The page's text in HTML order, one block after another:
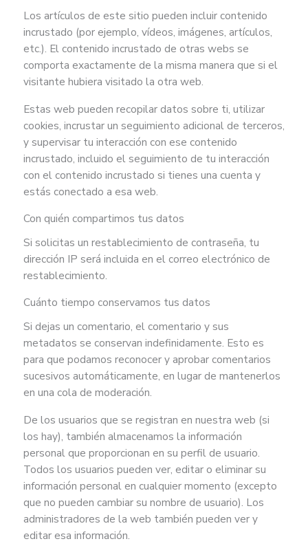
Los artículos de este sitio pueden incluir contenido
incrustado (por ejemplo, vídeos, imágenes, artículos,
etc.). El contenido incrustado de otras webs se
comporta exactamente de la misma manera que si el
visitante hubiera visitado la otra web.
Estas web pueden recopilar datos sobre ti, utilizar
cookies, incrustar un seguimiento adicional de terceros,
y supervisar tu interacción con ese contenido
incrustado, incluido el seguimiento de tu interacción
con el contenido incrustado si tienes una cuenta y
estás conectado a esa web.
Con quién compartimos tus datos
Si solicitas un restablecimiento de contraseña, tu
dirección IP será incluida en el correo electrónico de
restablecimiento.
Cuánto tiempo conservamos tus datos
Si dejas un comentario, el comentario y sus
metadatos se conservan indefinidamente. Esto es
para que podamos reconocer y aprobar comentarios
sucesivos automáticamente, en lugar de mantenerlos
en una cola de moderación.
De los usuarios que se registran en nuestra web (si
los hay), también almacenamos la información
personal que proporcionan en su perfil de usuario.
Todos los usuarios pueden ver, editar o eliminar su
información personal en cualquier momento (excepto
que no pueden cambiar su nombre de usuario). Los
administradores de la web también pueden ver y
editar esa información.